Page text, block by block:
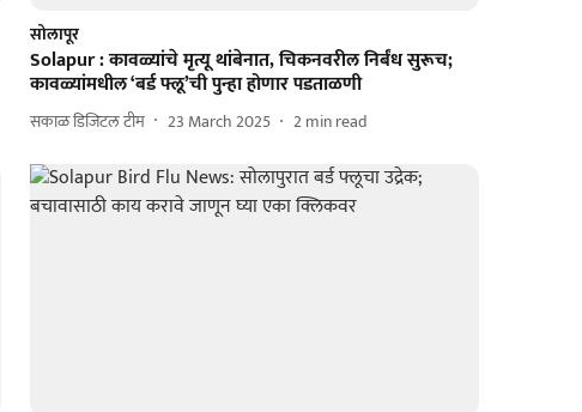
सोलापूर
Solapur : कावळ्यांचे मृत्यू थांबेनात, चिकनवरील निर्बंध सुरूच;
कावळ्यांमधील ‘बर्ड फ्लू’ची पुन्हा होणार पडताळणी
सकाळ डिजिटल टीम 23 March 2025 2min read